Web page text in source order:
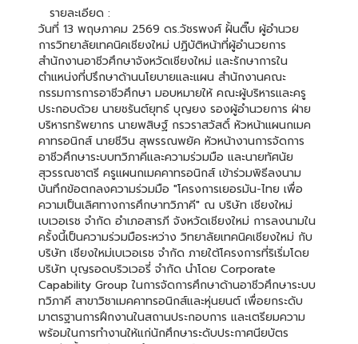
รายละเอียด :
วันที่ 13 พฤษภาคม 2569 ดร.วัชรพงศ์ ฝั้นติ๊บ ผู้อำนวย
การวิทยาลัยเทคนิคเชียงใหม่ ปฏิบัติหน้าที่ผู้อำนวยการ
สำนักงานอาชีวศึกษาจังหวัดเชียงใหม่ และรักษาการใน
ตำแหน่งที่ปรึกษาด้านนโยบายและแผน สำนักงานคณะ
กรรมการการอาชีวศึกษา มอบหมายให้ คณะผู้บริหารและครู
ประกอบด้วย นายชรันต์ยุทธ์ บุญยง รองผู้อำนวยการ ฝ่าย
บริหารทรัพยากร นายพสิษฐ์ กรวราสวัสดิ์ หัวหน้าแผนกเมค
คาทรอนิกส์ นายชีวิน สุพรรณพยัค หัวหน้างานการจัดการ
อาชีวศึกษาระบบทวิภาคีและความร่วมมือ และนายทัศนัย
สุวรรณชาตรี ครูแผนกเมคคาทรอนิกส์ เข้าร่วมพิธีลงนาม
บันทึกข้อตกลงความร่วมมือ "โครงการเยอรมัน-ไทย เพื่อ
ความเป็นเลิศทางการศึกษาทวิภาคี" ณ บริษัท เชียงใหม่
เบเวอเรช จำกัด อำเภอสารภี จังหวัดเชียงใหม่ การลงนามใน
ครั้งนี้เป็นความร่วมมือระหว่าง วิทยาลัยเทคนิคเชียงใหม่ กับ
บริษัท เชียงใหม่เบเวอเรช จำกัด ภายใต้โครงการที่ริเริ่มโดย
บริษัท บุญรอดบริวเวอรี่ จำกัด นำโดย Corporate
Capability Group ในการจัดการศึกษาด้านอาชีวศึกษาระบบ
ทวิภาคี สาขาวิชาเมคคาทรอนิกส์และหุ่นยนต์ เพื่อยกระดับ
มาตรฐานการฝึกงานในสถานประกอบการ และเตรียมความ
พร้อมในการทำงานให้แก่นักศึกษาระดับประกาศนียบัตร